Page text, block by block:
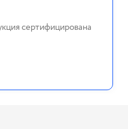
сертифицирована